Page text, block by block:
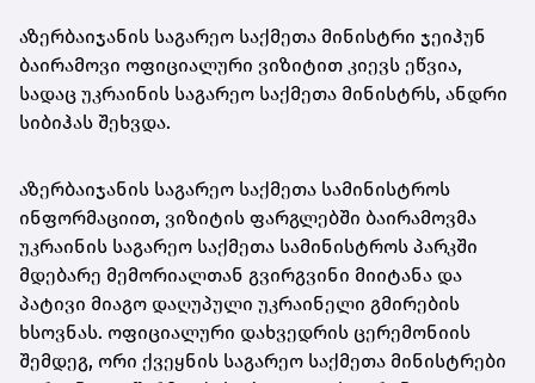
აზერბაიჯანის საგარეო საქმეთა მინისტრი ჯეიჰუნ
ბაირამოვი ოფიციალური ვიზიტით კიევს ეწვია,
სადაც უკრაინის საგარეო საქმეთა მინისტრს, ანდრი
სიბიჰას შეხვდა.
აზერბაიჯანის საგარეო საქმეთა სამინისტროს
ინფორმაციით, ვიზიტის ფარგლებში ბაირამოვმა
უკრაინის საგარეო საქმეთა სამინისტროს პარკში
მდებარე მემორიალთან გვირგვინი მიიტანა და
პატივი მიაგო დაღუპული უკრაინელი გმირების
ხსოვნას. ოფიციალური დახვედრის ცერემონიის
შემდეგ, ორი ქვეყნის საგარეო საქმეთა მინისტრები